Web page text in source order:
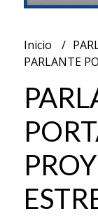
Inicio
PARLANTE